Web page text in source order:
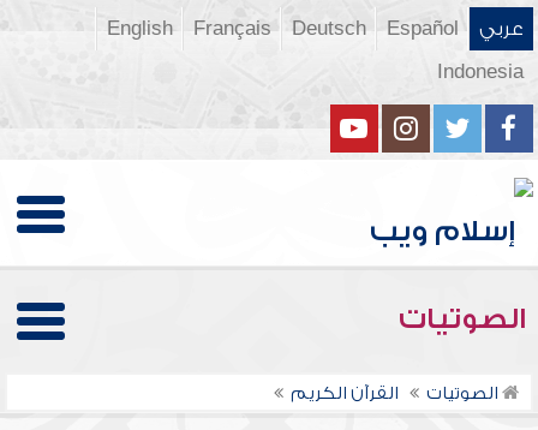
عربي Español
Deutsch
Français
English
Indonesia
الصوتيات
الصوتيات القرآن الكريم